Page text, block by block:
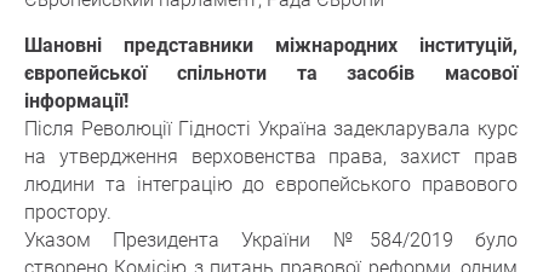
Шановні представники міжнародних інституцій,
європейської спільноти та засобів масової
інформації!
Після Революції Гідності Україна задекларувала курс
на утвердження верховенства права, захист прав
людини та інтеграцію до європейського правового
простору.
Указом Президента України №584/2019 було
створено Комісію з питань правової реформи, одним